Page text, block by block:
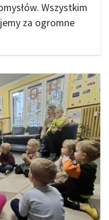
Wszystkim
za ogromne